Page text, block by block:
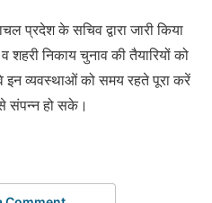
प्रदेश के सचिव द्वारा जारी किया
शहरी निकाय चुनाव की तैयारियों को
व्यवस्थाओं को समय रहते पूरा करें
संपन्न हो सके।